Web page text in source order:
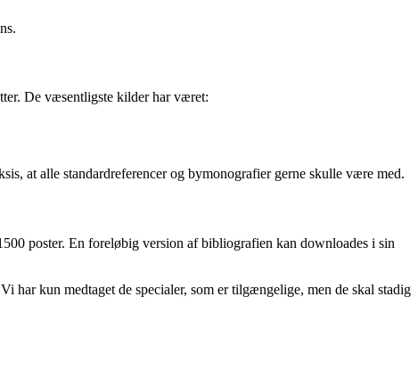
De væsentligste kilder har været:
at alle standardreferencer og bymonografier gerne skulle være med.
poster. En foreløbig version af bibliografien kan downloades i sin
kun medtaget de specialer, som er tilgængelige, men de skal stadig